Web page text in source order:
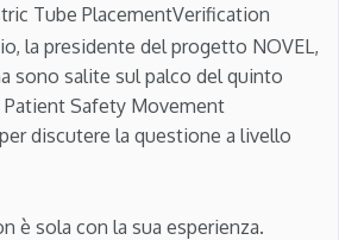
Tube PlacementVerification
la presidente del progetto NOVEL,
sono salite sul palco del quinto
Safety Movement
discutere la questione a livello
è sola con la sua esperienza.